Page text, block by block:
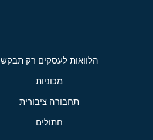
הלוואות לעסקים רק תבקש
מכוניות
תחבורה ציבורית
חתולים